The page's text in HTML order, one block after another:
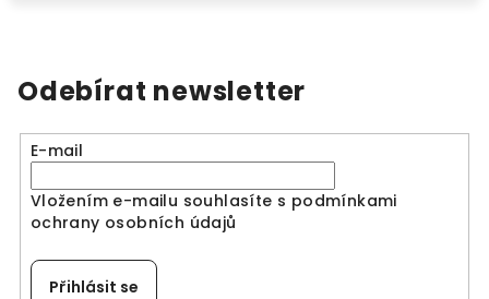
Odebírat newsletter
E-mail
Vložením e-mailu souhlasíte s podmínkami
ochrany osobních údajů
Přihlásit se